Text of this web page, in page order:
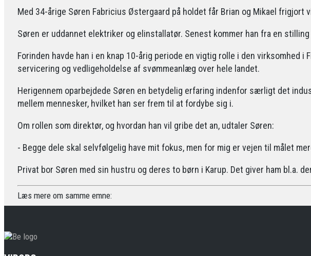
Med 34-årige Søren Fabricius Østergaard på holdet får Brian og Mikael
Søren er uddannet elektriker og elinstallatør. Senest kommer han fra en
Forinden havde han i en knap 10-årig periode en vigtig rolle i den virksomhed
servicering og vedligeholdelse af svømmeanlæg over hele landet.
Herigennem oparbejdede Søren en betydelig erfaring indenfor særligt det
mellem mennesker, hvilket han ser frem til at fordybe sig i.
Om rollen som direktør, og hvordan han vil gribe det an, udtaler Søren:
- Begge dele skal selvfølgelig have mit fokus, men for mig er vejen til målet
Privat bor Søren med sin hustru og deres to børn i Karup. Det giver ham bl.a.
Læs mere om samme emne: